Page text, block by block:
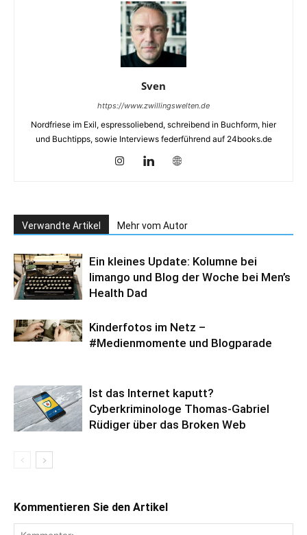
Sven
https://www.zwillingswelten.de
Nordfriese im Exil, espressoliebend, schreibend in Buchform, hier
und Buchtipps, sowie Interviews federführend auf 24books.de
Verwandte Artikel Mehr vom Autor
Ein kleines Update: Kolumne bei
limango und Blog der Woche bei Men’s
Health Dad
Kinderfotos im Netz –
#Medienmomente und Blogparade
Ist das Internet kaputt?
Cyberkriminologe Thomas-Gabriel
Rüdiger über das Broken Web
Kommentieren Sie den Artikel